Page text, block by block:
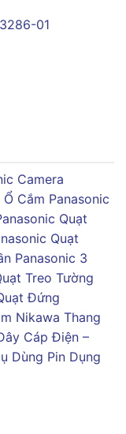
Camera
Ổ Cắm Panasonic
Quạt
Quạt
Panasonic 3
Treo Tường
Đứng
Nikawa Thang
Cáp Điện –
Dùng Pin Dụng